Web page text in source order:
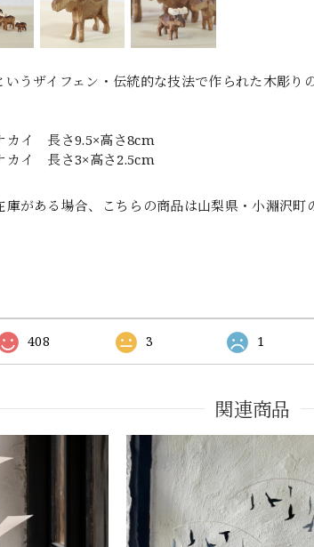
いうザイフェン・伝統的な技法で作られた木彫
カイ 長さ9.5×高さ8cm
長さ3×高さ2.5cm
庫がある場合、こちらの商品は山梨県・小淵沢
408 3 1
関連商品